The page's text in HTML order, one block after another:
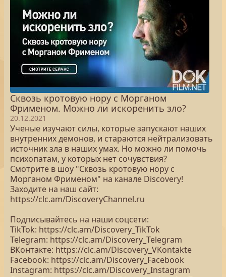
Сквозь кротовую нору с Морганом
Фрименом. Можно ли искоренить зло?
20.12.2021
Ученые изучают силы, которые запускают наших
внутренних демонов, и стараются нейтрализовать
источник зла в наших умах. Но можно ли помочь
психопатам, у которых нет сочувствия?
Смотрите в шоу "Сквозь кротовую нору с
Морганом Фрименом" на канале Discovery!
Заходите на наш сайт:
https://clc.am/DiscoveryChannel.ru
Подписывайтесь на наши соцсети:
TikTok: https://clc.am/Discovery_TikTok
Telegram: https://clc.am/Discovery_Telegram
ВКонтакте: https://clc.am/Discovery_VKontakte
Facebook: https://clc.am/Discovery_Facebook
Instagram: https://clc.am/Discovery_Instagram